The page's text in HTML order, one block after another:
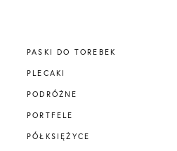
PASKI DO TOREBEK
PLECAKI
PODRÓŻNE
PORTFELE
PÓŁKSIĘŻYCE